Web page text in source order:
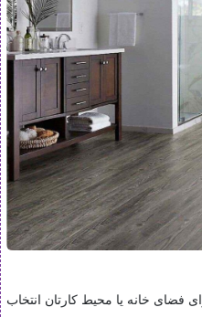
فضای خانه یا محیط کارتان انتخاب